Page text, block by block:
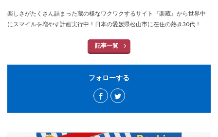
楽しさがたくさん詰まった蔵の様なワクワクするサイト『楽蔵』から世界中
にスマイルを増やす計画実行中！日本の愛媛県松山市に在住の熱き30代！
記事一覧
フォローする